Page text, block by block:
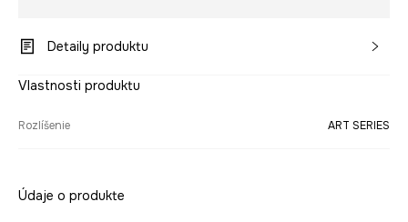
Detaily produktu
Vlastnosti produktu
Rozlíšenie ART SERIES
Údaje o produkte